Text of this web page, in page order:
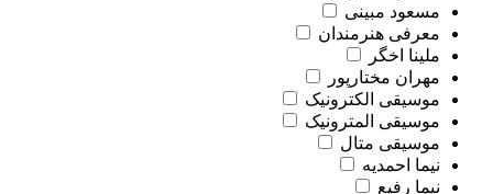
مسعود مبینی
معرفی هنرمندان
ملینا اخگر
مهران مختارپور
موسیقی الکترونیک
موسیقی المترونیک
موسیقی متال
نیما احمدیه
نیما رفیع